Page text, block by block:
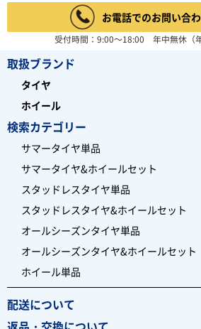
BFGOODRICH
ビーエフグッドリッチ
開しており、オフロード
お電話でのお問い合
受付時間：9:00～18:00 年中無休（
取扱ブランド
タイヤ
ホイール
検索カテゴリー
サマータイヤ単品
サマータイヤ&ホイールセット
スタッドレスタイヤ単品
スタッドレスタイヤ&ホイールセット
オールシーズンタイヤ単品
オールシーズンタイヤ&ホイールセット
ホイール単品
配送について